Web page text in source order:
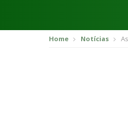
Home Notícias